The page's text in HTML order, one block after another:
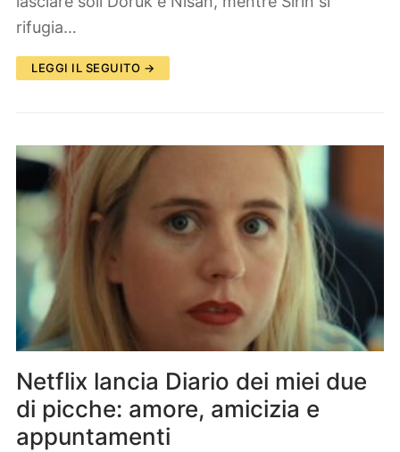
rifugia…
LEGGI IL SEGUITO →
Netflix lancia Diario dei miei due
di picche: amore, amicizia e
appuntamenti